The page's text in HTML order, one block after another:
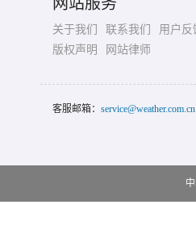
关于我们 联系我们
用户反
版权声明
网站律师
客服邮箱： service@weather.com.cn